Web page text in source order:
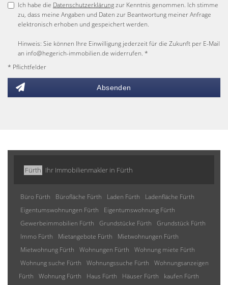
Ich habe die Datenschutzerklärungzur Kenntnis genommen. Ich stimme
zu, dass meine Angaben und Daten zur Beantwortung meiner Anfrage
elektronisch erhoben und gespeichert werden.
Hinweis: Sie können Ihre Einwilligung jederzeit für die Zukunft per E-Mail
an info@hegerich-immobilien.de widerrufen. *
* Pflichtfelder
Absenden
Fürth Ihr Immobilienmakler in Fürth
Büro Fürth Bürofläche Fürth Laden Fürth
Ladenfläche Fürth
Eigentumswohnungen Fürth
Eigentumswohnung Fürth
Gewerbeimmobilien Fürth
Grundstücke Fürth
Grundstück Fürth
Immo Fürth
Mietangebote Fürth
Mietwohnungen Fürth
Mietwohnung Fürth
Wohnungen Fürth
Wohnung miete Fürth
Wohnung suche Fürth
Wohnungssuche Fürth
Wohnungsanzeigen
Fürth
Wohnung Fürth Haus Fürth Häuser Fürth
kaufen Fürth